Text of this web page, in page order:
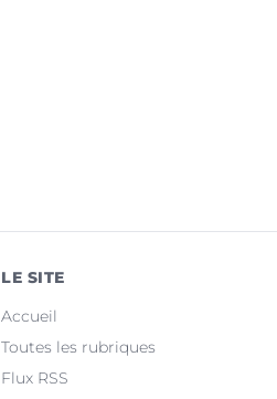
LE SITE
Accueil
Toutes les rubriques
Flux RSS